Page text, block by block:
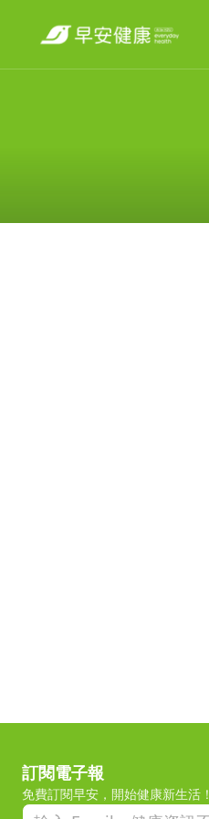
訂閱電子報
免費訂閱早安，開始健康新生活！